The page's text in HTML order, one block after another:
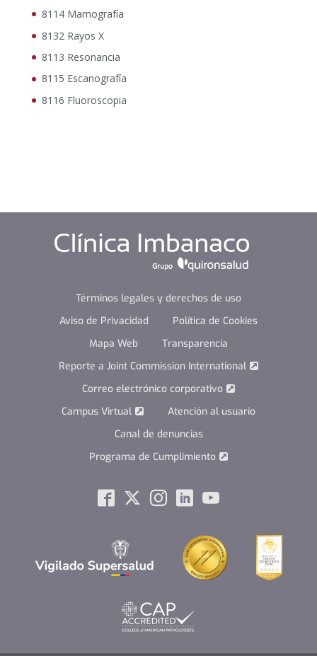
8114 Mamografía
8132 Rayos X
8113 Resonancia
8115 Escanografía
8116 Fluoroscopia
Términos legales y derechos de uso
Aviso de Privacidad
Política de Cookies
Mapa Web
Transparencia
Reporte a Joint Commission International
Correo electrónico corporativo
Campus Virtual
Atención al usuario
Canal de denuncias
Programa de Cumplimiento